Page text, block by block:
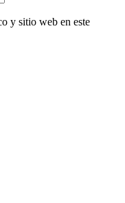
y sitio web en este